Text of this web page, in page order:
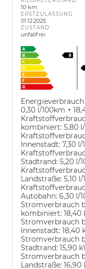
10 km
ERSTZULASSUNG
01.12.2025
ZUSTAND
unfallfrei
0,30 l/100km +
kombiniert: 5,80
Innenstadt: 7,30 l/
Stadtrand: 5,20 l/
Landstraße: 5,10
Autobahn: 6,30 l/
Stromverbrauch
kombiniert: 18,40
Stromverbrauch
Innenstadt: 18,40
Stromverbrauch
Stadtrand: 15,90
Stromverbrauch
Landstraße: 16,90